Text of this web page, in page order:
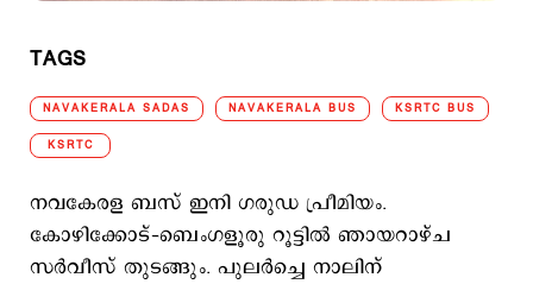
TAGS
NAVAKERALA SADAS NAVAKERALA BUS KSRTC BUS
KSRTC
നവകേരള ബസ് ഇനി ഗരുഡ പ്രീമിയം.
കോഴിക്കോട്–ബെംഗളൂരു റൂട്ടില്‍ ഞായറാഴ്ച
സര്‍വീസ് തുടങ്ങും. പുലര്‍ച്ചെ നാലിന്